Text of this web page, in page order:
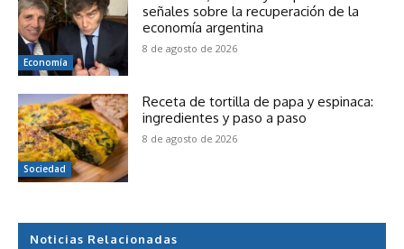
Economía
señales sobre la recuperación de la
economía argentina
8 de agosto de 2026
Sociedad
Receta de tortilla de papa y espinaca:
ingredientes y paso a paso
8 de agosto de 2026
Noticias Relacionadas